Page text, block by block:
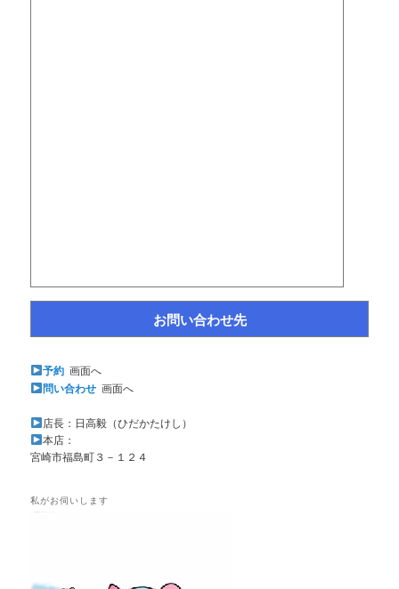
お問い合わせ先
予約画面へ
問い合わせ画面へ
店長：日高毅（ひだかたけし）
本店：
宮崎市福島町３－１２４
私がお伺いします